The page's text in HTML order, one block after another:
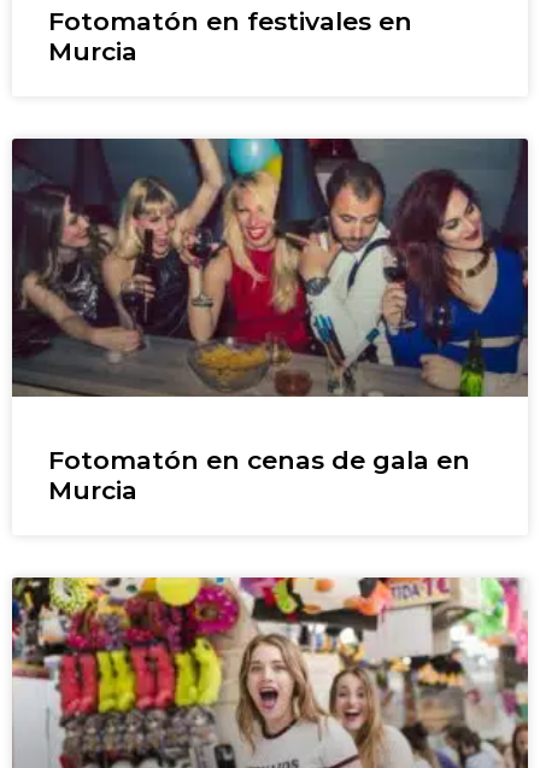
Fotomatón en festivales en
Murcia
Fotomatón en cenas de gala en
Murcia